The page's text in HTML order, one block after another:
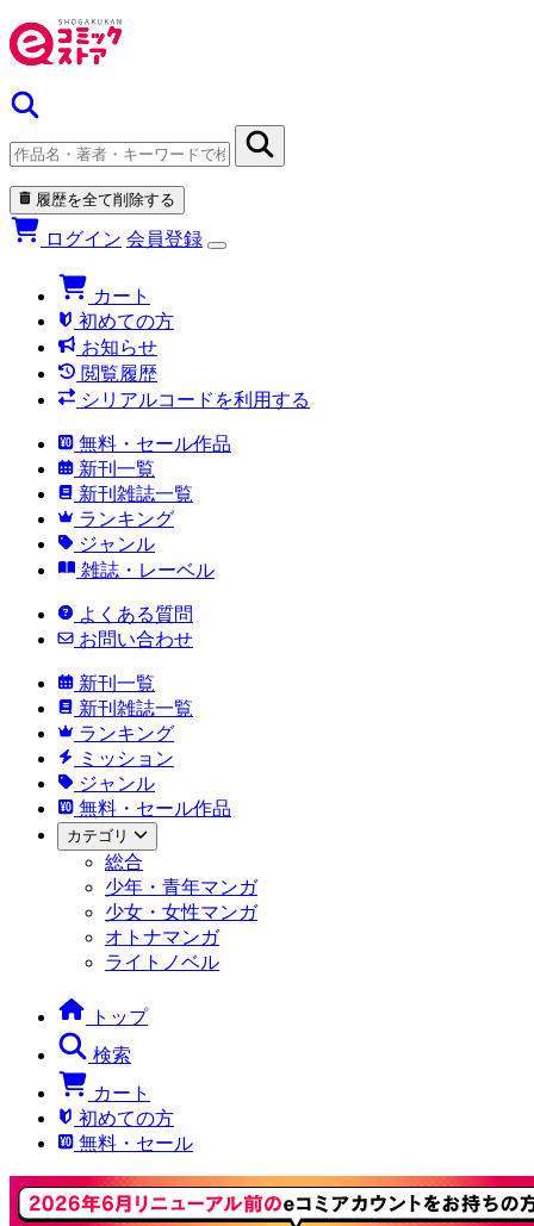
履歴を全て削除する
ログイン 会員登録
カート
初めての方
お知らせ
閲覧履歴
シリアルコードを利用する
無料・セール作品
新刊一覧
新刊雑誌一覧
ランキング
ジャンル
雑誌・レーベル
よくある質問
お問い合わせ
新刊一覧
新刊雑誌一覧
ランキング
ミッション
ジャンル
無料・セール作品
カテゴリ
総合
少年・青年マンガ
少女・女性マンガ
オトナマンガ
ライトノベル
トップ
検索
カート
初めての方
無料・セール